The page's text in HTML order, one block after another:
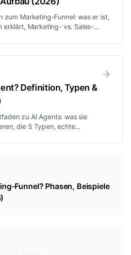
zum Marketing-Funnel: was er ist,
erklärt, Marketing- vs. Sales-
macht.
Definition, Typen &
zu AI Agents: was sie
die 5 Typen, echte
Unternehmen sie in Vertrieb
Funnel? Phasen, Beispiele